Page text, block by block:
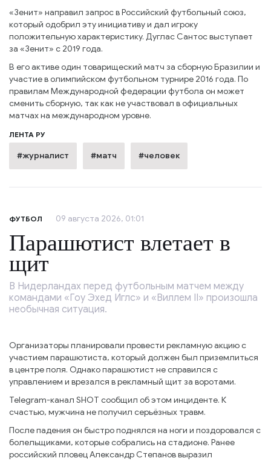
«Зенит» направил запрос в Российский футбольный союз,
который одобрил эту инициативу и дал игроку
положительную характеристику. Дуглас Сантос выступает
за «Зенит» с 2019 года.
В его активе один товарищеский матч за сборную Бразилии и
участие в олимпийском футбольном турнире 2016 года. По
правилам Международной федерации футбола он может
сменить сборную, так как не участвовал в официальных
матчах на международном уровне.
ЛЕНТА РУ
#журналист #матч #человек
ФУТБОЛ 09 августа 2026, 01:01
Парашютист влетает в
щит
В Нидерландах перед футбольным матчем между
командами «Гоу Эхед Иглс» и «Виллем II» произошла
необычная ситуация.
Организаторы планировали провести рекламную акцию с
участием парашютиста, который должен был приземлиться
в центре поля. Однако парашютист не справился с
управлением и врезался в рекламный щит за воротами.
Telegram-канал SHOT сообщил об этом инциденте. К
счастью, мужчина не получил серьёзных травм.
После падения он быстро поднялся на ноги и поздоровался с
болельщиками, которые собрались на стадионе. Ранее
российский пловец Александр Степанов выразил